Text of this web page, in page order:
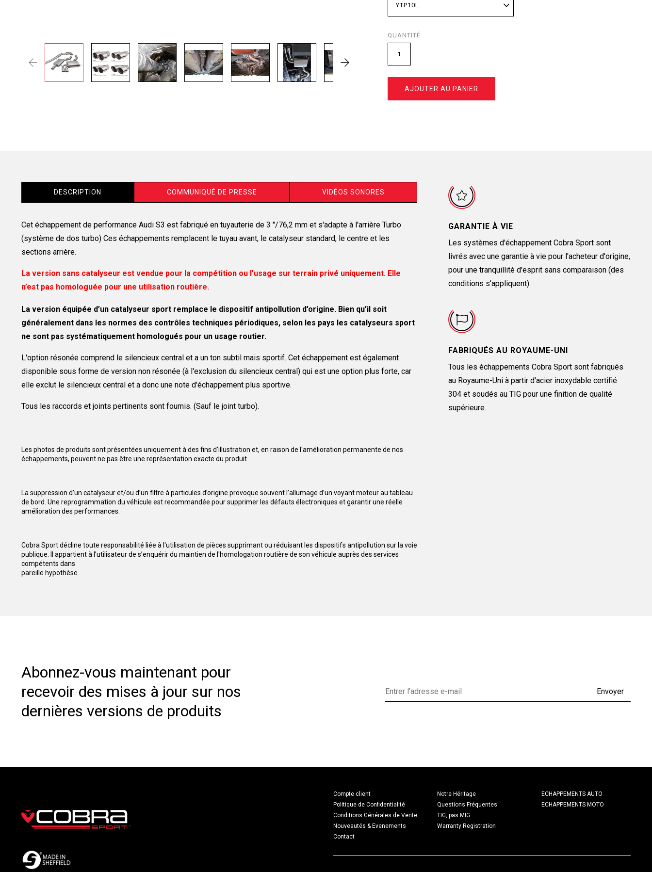
QUANTITÉ
AJOUTER AU PANIER
DESCRIPTION COMMUNIQUÉ DE PRESSE VIDÉOS SONORES
Cet échappement de performance Audi S3 est fabriqué en tuyauterie de 3 "/76,2 mm et s'adapte à l'arrière Turbo
(système de dos turbo) Ces échappements remplacent le tuyau avant, le catalyseur standard, le centre et les
sections arrière.
La version sans catalyseur est vendue pour la compétition ou l’usage sur terrain privé uniquement. Elle
n’est pas homologuée pour une utilisation routière.
La version équipée d’un catalyseur sport remplace le dispositif antipollution d’origine. Bien qu’il soit
généralement dans les normes des contrôles techniques périodiques, selon les pays les catalyseurs sport
ne sont pas systématiquement homologués pour un usage routier.
L'option résonée comprend le silencieux central et a un ton subtil mais sportif. Cet échappement est également
disponible sous forme de version non résonée (à l'exclusion du silencieux central) qui est une option plus forte, car
elle exclut le silencieux central et a donc une note d'échappement plus sportive.
Tous les raccords et joints pertinents sont fournis. (Sauf le joint turbo).
Les photos de produits sont présentées uniquement à des fins d'illustration et, en raison de l'amélioration permanente de nos
échappements, peuvent ne pas être une représentation exacte du produit.
La suppression d’un catalyseur et/ou d’un filtre à particules d’origine provoque souvent l’allumage d’un voyant moteur au tableau
de bord. Une reprogrammation du véhicule est recommandée pour supprimer les défauts électroniques et garantir une réelle
amélioration des performances.
Cobra Sport décline toute responsabilité liée à l'utilisation de pièces supprimant ou réduisant les dispositifs antipollution sur la voie
publique. Il appartient à l’utilisateur de s’enquérir du maintien de l'homologation routière de son véhicule auprès des services
compétents dans
pareille hypothèse.
GARANTIE À VIE
Les systèmes d'échappement Cobra Sport sont
livrés avec une garantie à vie pour l'acheteur d'origine,
pour une tranquillité d'esprit sans comparaison (des
conditions s'appliquent).
FABRIQUÉS AU ROYAUME-UNI
Tous les échappements Cobra Sport sont fabriqués
au Royaume-Uni à partir d'acier inoxydable certifié
304 et soudés au TIG pour une finition de qualité
supérieure.
Abonnez-vous maintenant pour
recevoir des mises à jour sur nos
dernières versions de produits
Envoyer
Compte client
Politique de Confidentialité
Conditions Générales de Vente
Nouveautés & Evenements
Contact
Notre Héritage
Questions Fréquentes
TIG, pas MIG
Warranty Registration
ECHAPPEMENTS AUTO
ECHAPPEMENTS MOTO